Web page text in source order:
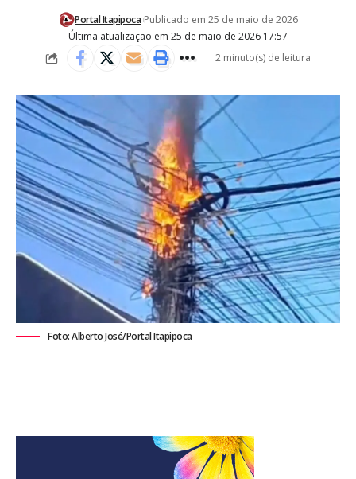
Última atualização em 25 de maio de 2026 17:57
Portal Itapipoca Publicado em 25 de maio de 2026
2 minuto(s) de leitura
Foto: Alberto José/Portal Itapipoca